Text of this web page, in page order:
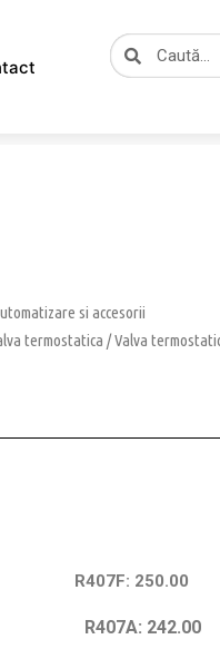
CautăCaută
si accesorii
termostatica /Valva
R407F: 250.00
242.00